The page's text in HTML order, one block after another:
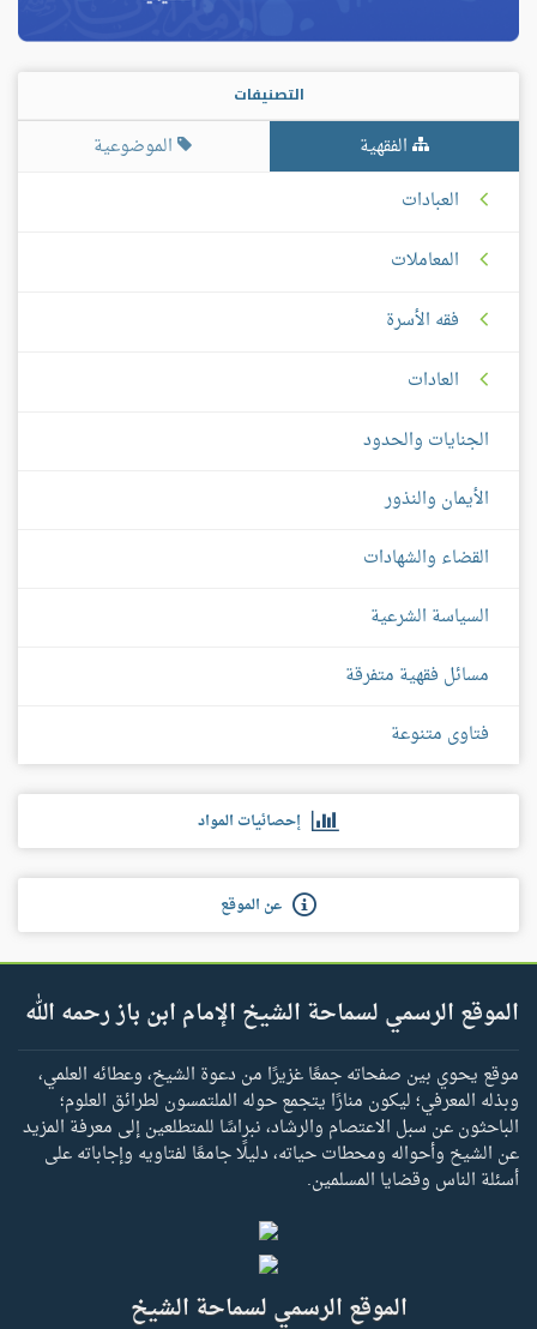
التصنيفات
الفقهية
الموضوعية
العبادات
المعاملات
فقه الأسرة
العادات
الجنايات والحدود
الأيمان والنذور
القضاء والشهادات
السياسة الشرعية
مسائل فقهية متفرقة
فتاوى متنوعة
إحصائيات المواد
عن الموقع
الموقع الرسمي لسماحة الشيخ الإمام ابن باز رحمه الله
موقع يحوي بين صفحاته جمعًا غزيرًا من دعوة الشيخ، وعطائه العلمي،
وبذله المعرفي؛ ليكون منارًا يتجمع حوله الملتمسون لطرائق العلوم؛
الباحثون عن سبل الاعتصام والرشاد، نبراسًا للمتطلعين إلى معرفة المزيد
عن الشيخ وأحواله ومحطات حياته، دليلًا جامعًا لفتاويه وإجاباته على
أسئلة الناس وقضايا المسلمين.
الموقع الرسمي لسماحة الشيخ